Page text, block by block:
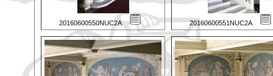
20160600550NUC2A 20160600551NUC2A